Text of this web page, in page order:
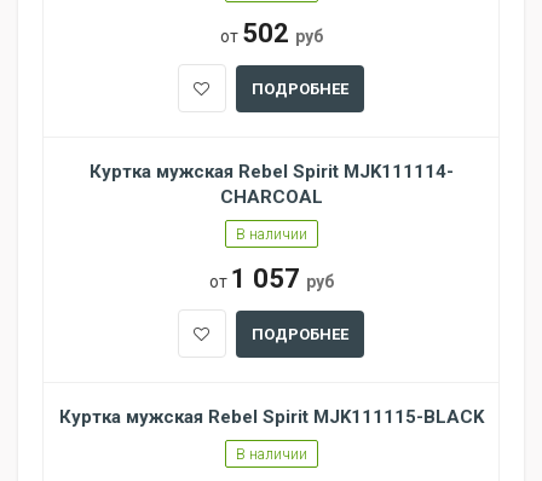
от 502 руб
ПОДРОБНЕЕ
Куртка мужская Rebel Spirit MJK111114-
CHARCOAL
В наличии
от 1 057 руб
ПОДРОБНЕЕ
Куртка мужская Rebel Spirit MJK111115-BLACK
В наличии